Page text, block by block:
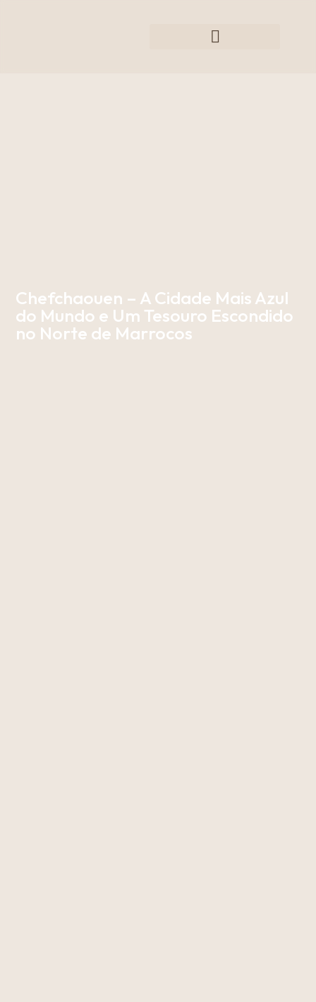
Chefchaouen – A Cidade Mais Azul
do Mundo e Um Tesouro Escondido
no Norte de Marrocos